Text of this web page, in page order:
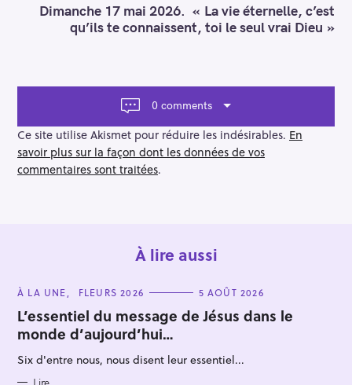
a
o
n
Dimanche 17 mai 2026. « La vie éternelle, c’est
qu’ils te connaissent, toi le seul vrai Dieu »
0 comments
Ce site utilise Akismet pour réduire les indésirables. En
savoir plus sur la façon dont les données de vos
commentaires sont traitées.
À lire aussi
C
T
E
G
O
I
À LA UNE FLEURS 2026 5 AOÛT 2026
L’essentiel du message de Jésus dans le
monde d’aujourd’hui…
Six d'entre nous, nous disent leur essentiel...